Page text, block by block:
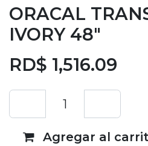
ORACAL
IVORY 48"
RD$ 1,516.09
Agregar al